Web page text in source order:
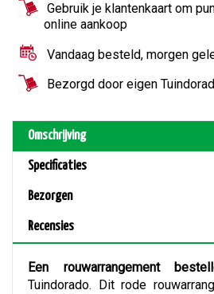
Gebruik je klantenkaart om
online aankoop
Vandaag besteld, morgen
Bezorgd door eigen
Omschrijving
Specificaties
Bezorgen
Recensies
Een rouwarrangement
Tuindorado. Dit rode